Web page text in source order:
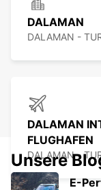
DALAMAN
DALAMAN -
DALAMAN
FLUGHAFEN
DALAMAN -
Unsere
E-